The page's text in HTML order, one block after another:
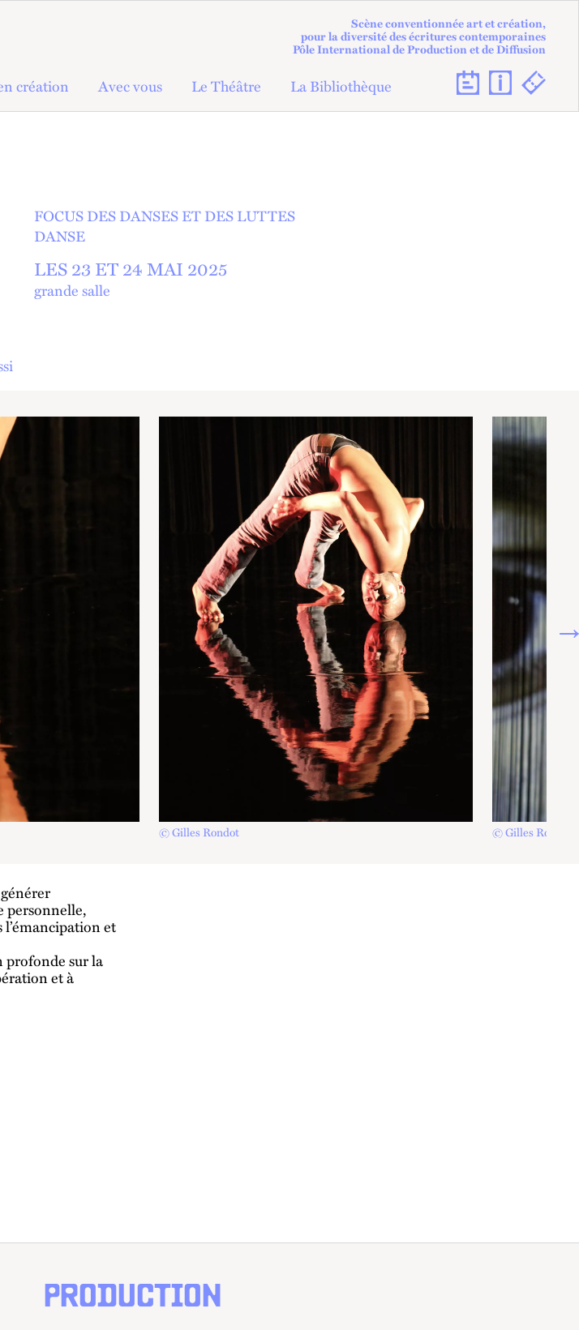
Scène conventionnée art et création,
pour la diversité des écritures contemporaines
Pôle International de Production et de Diffusion
création Avec vous Le Théâtre La Bibliothèque
FOCUS DES DANSES ET DES LUTTES
DANSE
LES 23 ET24 MAI 2025
grande salle
© Gilles Rondot © Gilles Rondot
personnelle,
l’émancipation et
profonde sur la
et à
PRODUCTION